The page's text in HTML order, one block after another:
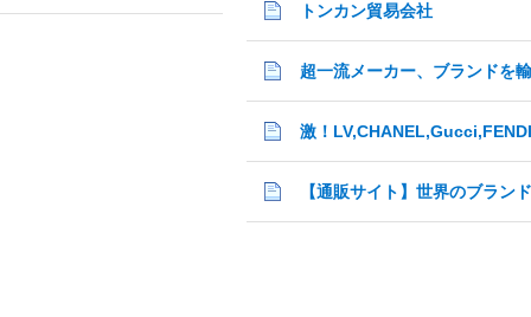
トンカン貿易会社
超一流メーカー、ブランドを
【通販サイト】世界のブラ